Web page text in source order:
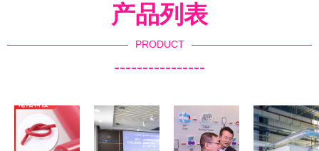
产品列表
PRODUCT
----------------